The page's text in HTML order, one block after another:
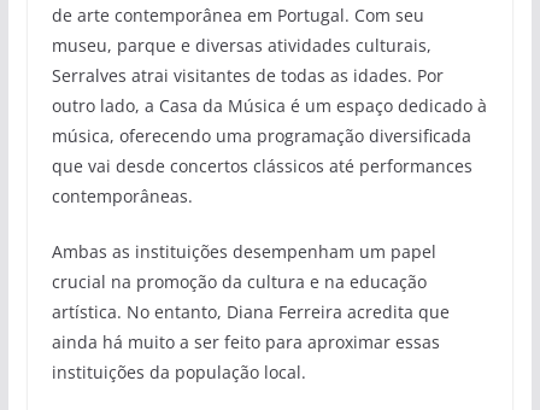
de arte contemporânea em Portugal. Com seu
museu, parque e diversas atividades culturais,
Serralves atrai visitantes de todas as idades. Por
outro lado, a Casa da Música é um espaço dedicado à
música, oferecendo uma programação diversificada
que vai desde concertos clássicos até performances
contemporâneas.
Ambas as instituições desempenham um papel
crucial na promoção da cultura e na educação
artística. No entanto, Diana Ferreira acredita que
ainda há muito a ser feito para aproximar essas
instituições da população local.